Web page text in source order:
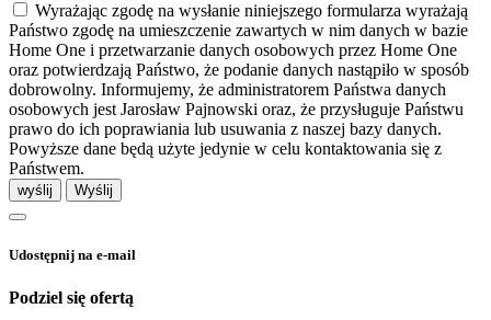
Wyrażając zgodę na wysłanie niniejszego formularza wyrażają
Państwo zgodę na umieszczenie zawartych w nim danych w bazie
Home One i przetwarzanie danych osobowych przez Home One
oraz potwierdzają Państwo, że podanie danych nastąpiło w sposób
dobrowolny. Informujemy, że administratorem Państwa danych
osobowych jest Jarosław Pajnowski oraz, że przysługuje Państwu
prawo do ich poprawiania lub usuwania z naszej bazy danych.
Powyższe dane będą użyte jedynie w celu kontaktowania się z
Państwem.
wyślij
Udostępnij na e-mail
Podziel się ofertą